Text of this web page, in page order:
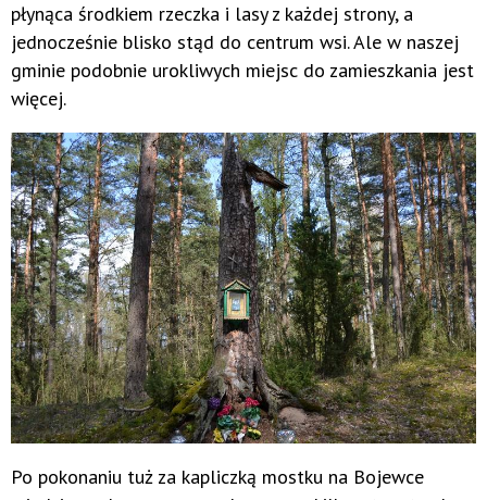
płynąca środkiem rzeczka i lasy z każdej strony, a
jednocześnie blisko stąd do centrum wsi. Ale w naszej
gminie podobnie urokliwych miejsc do zamieszkania jest
więcej.
Po pokonaniu tuż za kapliczką mostku na Bojewce